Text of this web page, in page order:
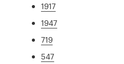
1917
1947
719
547